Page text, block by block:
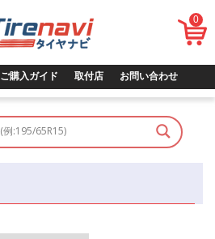
0
ご購入ガイド 取付店 お問い合わせ